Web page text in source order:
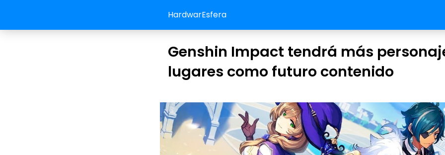
HardwarEsfera
Genshin Impact tendrá más
lugares como futuro contenido